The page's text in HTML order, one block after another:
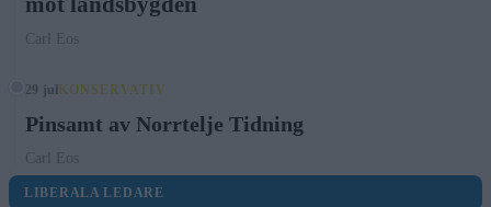
Carl Eos
29 julKONSERVATIV
Pinsamt av Norrtelje Tidning
Carl Eos
LIBERALA LEDARE